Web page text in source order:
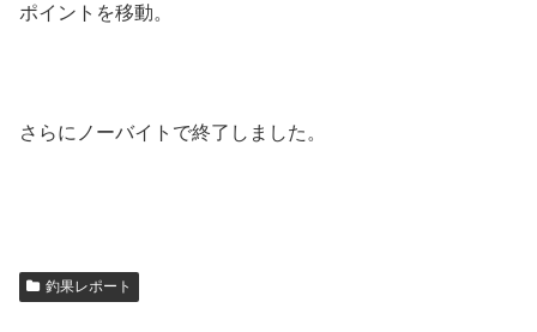
ポイントを移動。
さらにノーバイトで終了しました。
釣果レポート